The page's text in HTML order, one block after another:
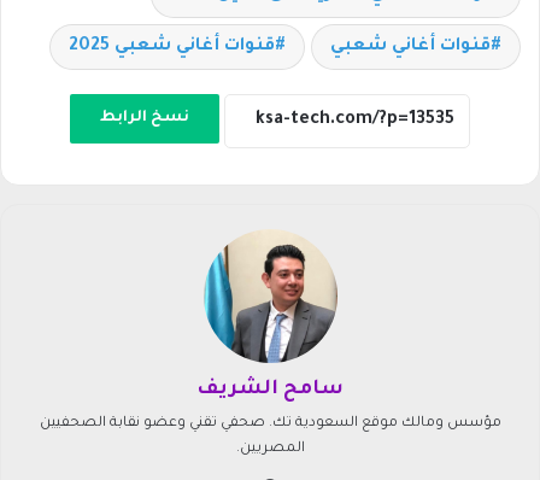
قنوات أغاني شعبي قنوات أغاني شعبي 2025
نسخ الرابط
سامح الشريف
مؤسس ومالك موقع السعودية تك. صحفي تقني وعضو نقابة الصحفيين
المصريين.